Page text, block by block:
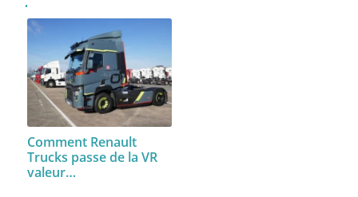
Comment Renault
Trucks passe de la VR
valeur…